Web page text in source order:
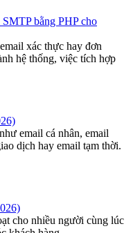
bằng PHP cho
xác thực hay đơn
hệ thống, việc tích hợp
email cá nhân, email
dịch hay email tạm thời.
cho nhiều người cùng lúc